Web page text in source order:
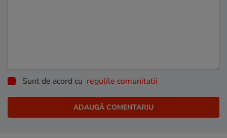
Sunt de acord cu regulile comunitatii